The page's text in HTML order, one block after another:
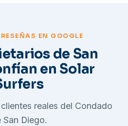
EN GOOGLE
de San
en Solar
reales del Condado
San Diego.